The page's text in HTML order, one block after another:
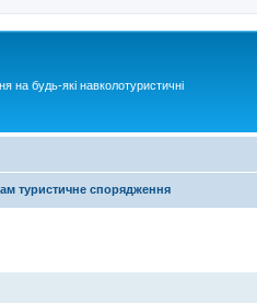
на будь-які навколотуристичні
туристичне спорядження